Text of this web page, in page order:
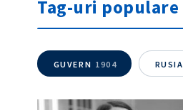
Tag-uri populare
GUVERN 1904 RUSIA